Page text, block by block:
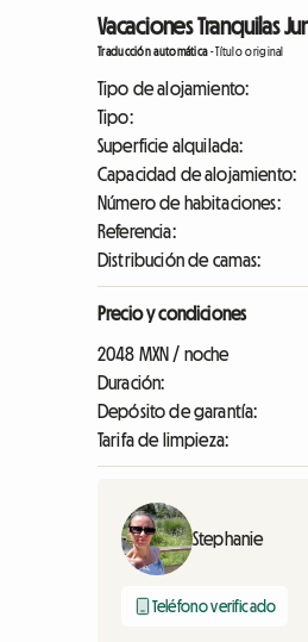
Vacaciones Tranquilas
Traducción automática-Título original
Tipo de alojamiento:
Tipo:
Superficie alquilada:
Capacidad de alojamiento:
Número de habitaciones:
Referencia:
Distribución de camas:
Precio y condiciones
2048 MXN / noche
Duración:
Depósito de garantía:
Tarifa de limpieza:
Stephanie
Teléfono verificado